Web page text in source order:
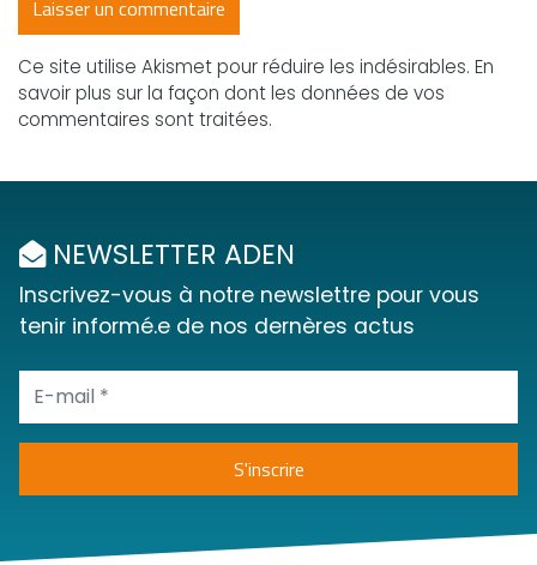
Ce site utilise Akismet pour réduire les indésirables. En
savoir plus sur la façon dont les données de vos
commentaires sont traitées.
NEWSLETTER ADEN
Inscrivez-vous à notre newslettre pour vous
tenir informé.e de nos dernères actus